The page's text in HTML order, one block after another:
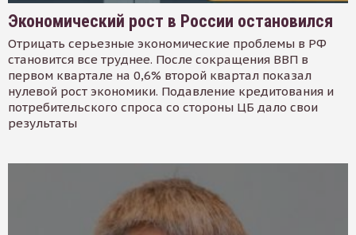
Экономический рост в России остановился
Отрицать серьезные экономические проблемы в РФ
становится все труднее. После сокращения ВВП в
первом квартале на 0,6% второй квартал показал
нулевой рост экономики. Подавление кредитования и
потребительского спроса со стороны ЦБ дало свои
результаты